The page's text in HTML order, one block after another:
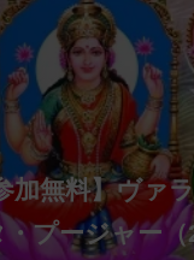
加無料】アー
ージャー（
加無料】ラク
リー・プージ
加無料】ナー
ャー（2026年
加無料】ヴァ
プージャー（
加無料】サン
・プージャー
無料】クリシ
ジャー（
加無料】ガネ
プージャー（
加無料】マハ
ージャー（
ループ・ホー
2026年８月
ループ・ホー
ティー、
・プロジェク